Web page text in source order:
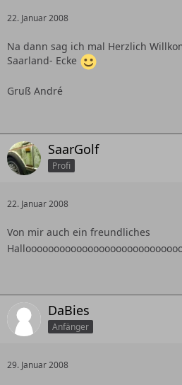
22. Januar 2008
Na dann sag ich mal Herzlich
Saarland- Ecke
Gruß André
SaarGolf
Profi
22. Januar 2008
Von mir auch ein freundliches
DaBies
Anfänger
29. Januar 2008